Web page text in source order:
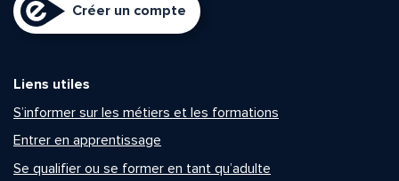
Créer un compte
Liens utiles
S’informer sur les métiers et les formations
Entrer en apprentissage
Se qualifier ou se former en tant qu’adulte